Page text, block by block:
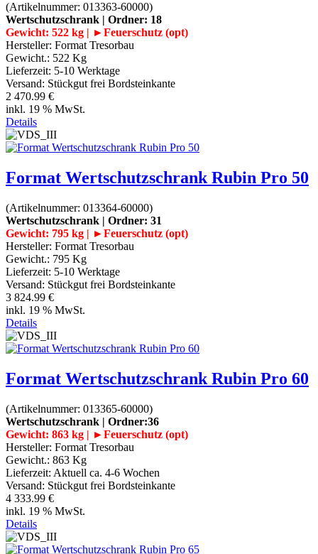
(Artikelnummer: 013363-60000)
Wertschutzschrank | Ordner: 18
Gewicht: 522 kg | ►Feuerschutz (opt)
Hersteller: Format Tresorbau
Gewicht.: 522 Kg
Lieferzeit: 5-10 Werktage
Versand: Stückgut frei Bordsteinkante
2 470.99 €
inkl. 19 % MwSt.
Details
Format Wertschutzschrank Rubin Pro 50
(Artikelnummer: 013364-60000)
Wertschutzschrank | Ordner: 31
Gewicht: 795 kg | ►Feuerschutz (opt)
Hersteller: Format Tresorbau
Gewicht.: 795 Kg
Lieferzeit: 5-10 Werktage
Versand: Stückgut frei Bordsteinkante
3 824.99 €
inkl. 19 % MwSt.
Details
Format Wertschutzschrank Rubin Pro 60
(Artikelnummer: 013365-60000)
Wertschutzschrank | Ordner:36
Gewicht: 863 kg | ►Feuerschutz (opt)
Hersteller: Format Tresorbau
Gewicht.: 863 Kg
Lieferzeit: Aktuell ca. 4-6 Wochen
Versand: Stückgut frei Bordsteinkante
4 333.99 €
inkl. 19 % MwSt.
Details